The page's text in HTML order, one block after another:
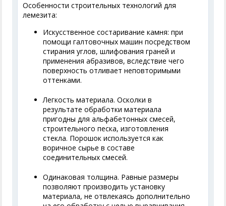
Особенности строительных технологий для
лемезита:
Искусственное состаривание камня: при
помощи галтовочных машин посредством
стирания углов, шлифования граней и
применения абразивов, вследствие чего
поверхность отливает неповторимыми
оттенками.
Легкость материала. Осколки в
результате обработки материала
пригодны для альфабетонных смесей,
строительного песка, изготовления
стекла. Порошок используется как
воричное сырье в составе
соединительных смесей.
Одинаковая толщина. Равные размеры
позволяют производить установку
материала, не отвлекаясь дополнительно